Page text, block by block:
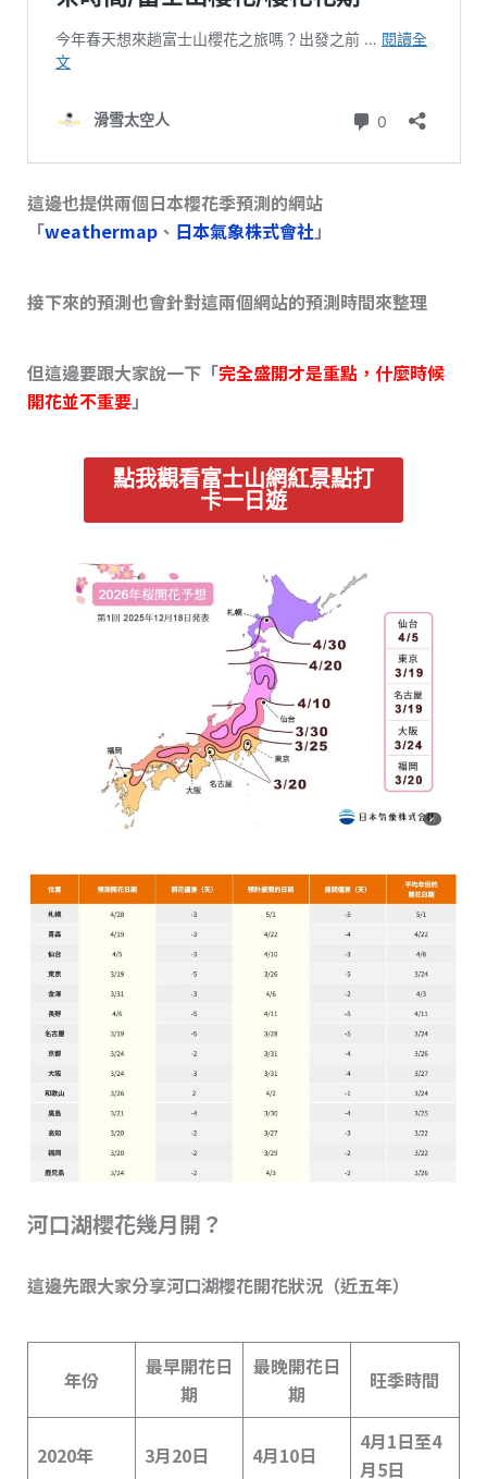
這邊也提供兩個日本櫻花季預測的網站
「weathermap、 日本氣象株式會社」
接下來的預測也會針對這兩個網站的預測時間來整理
但這邊要跟大家說一下「完全盛開才是重點，什麼時候
開花並不重要」
點我觀看富士山網紅景點打
卡一日遊
河口湖櫻花幾月開？
這邊先跟大家分享河口湖櫻花開花狀況（近五年）
年份
最早開花日
期
最晚開花日
期
旺季時間
2020年 3月20日 4月10日
4月1日至4
月5日